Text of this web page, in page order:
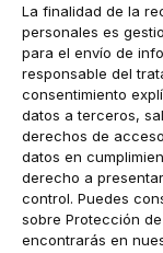
La finalidad de la
personales es
para el envío de
responsable del
consentimiento
datos a terceros,
derechos de
datos en
derecho a
control. Puedes
sobre Protección
encontrarás en